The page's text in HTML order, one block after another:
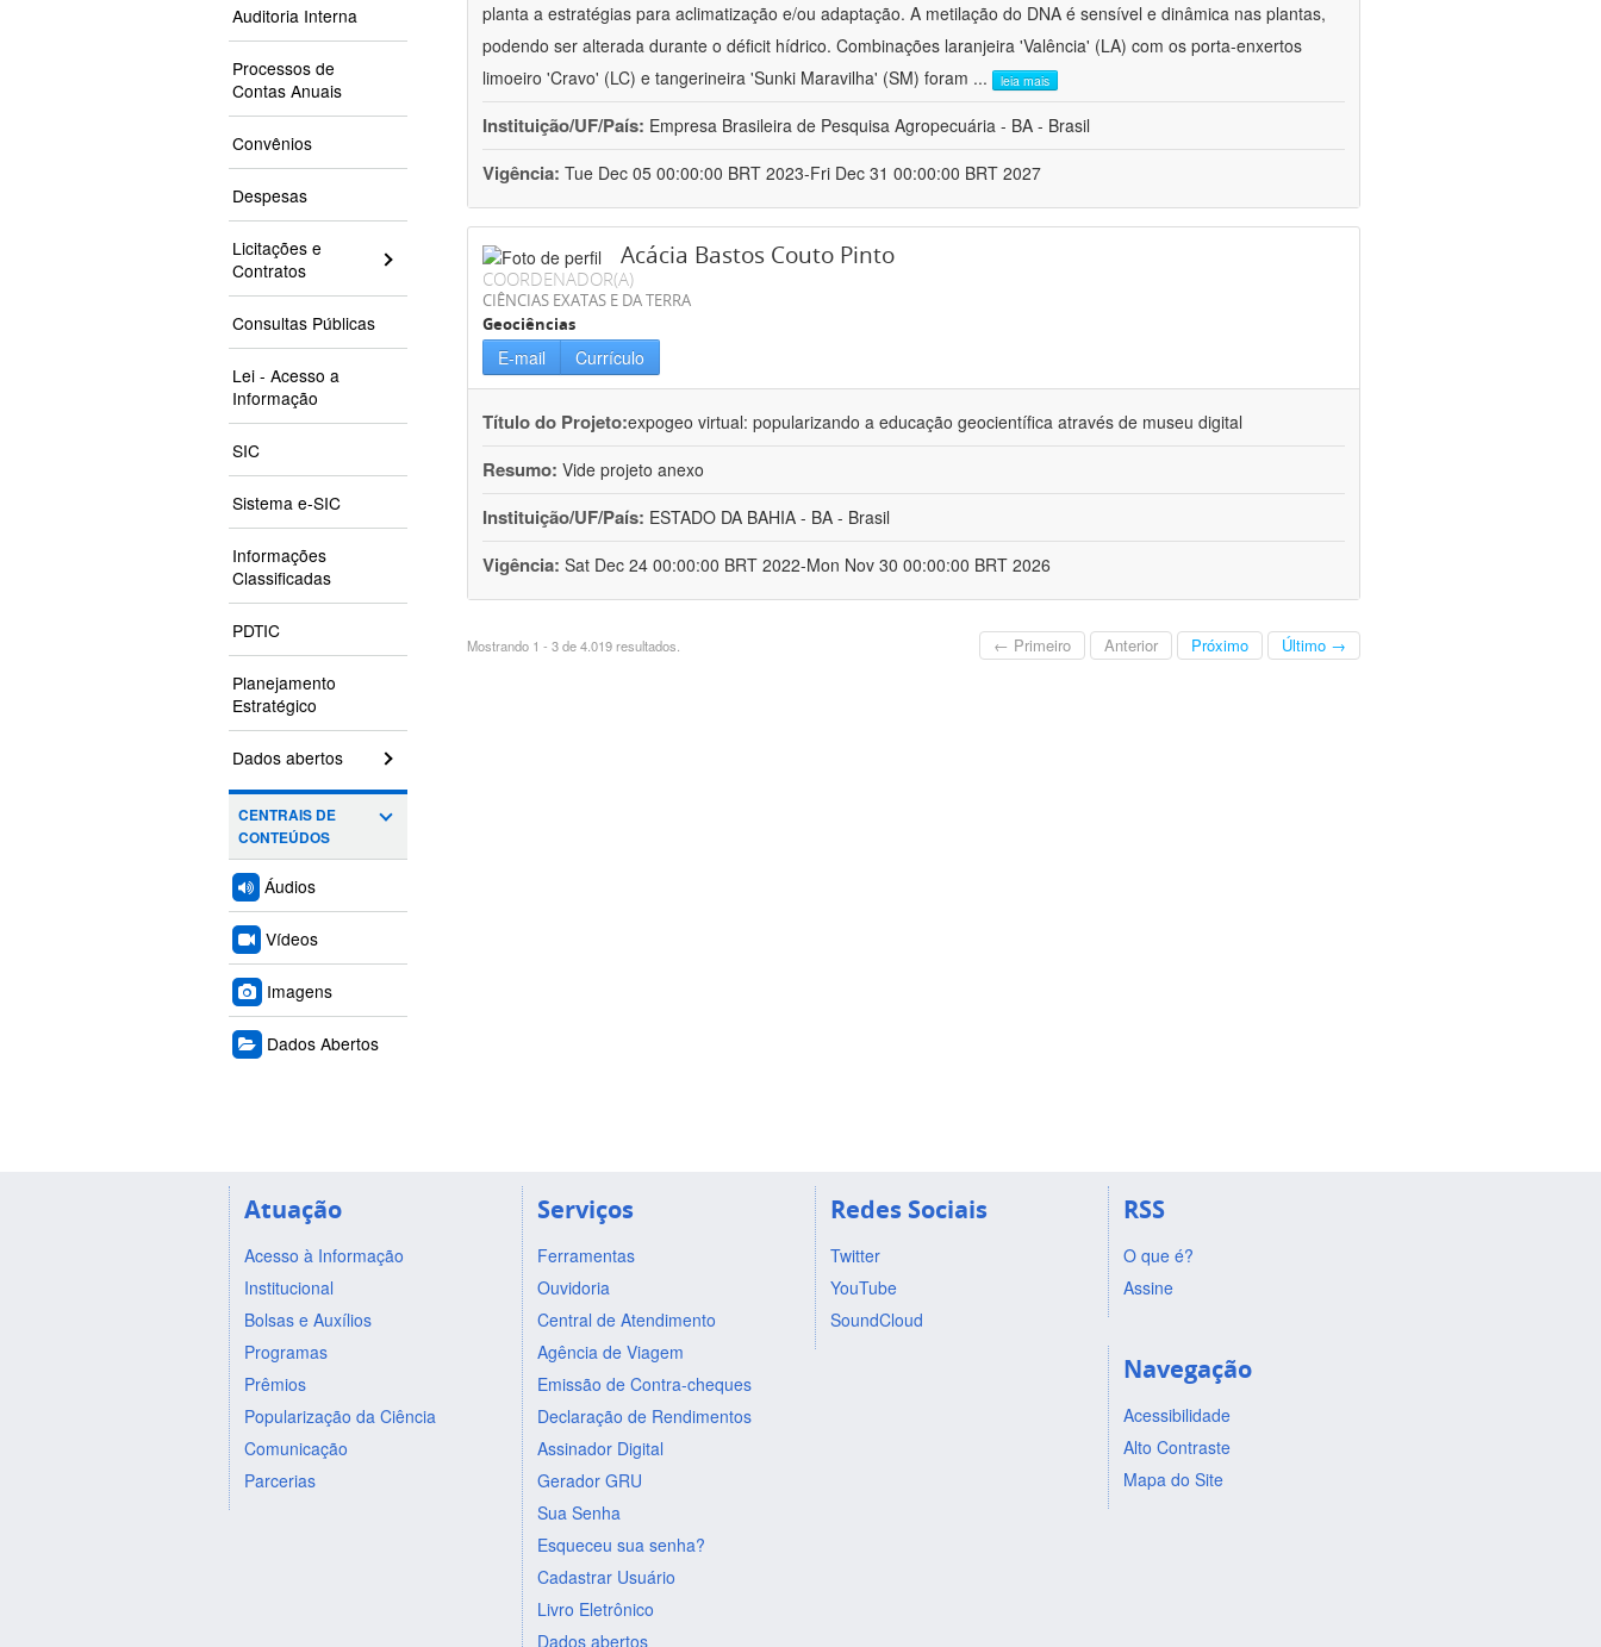
Auditoria Interna
Processos de
Contas Anuais
Convênios
Despesas
Licitações e
Contratos
Consultas Públicas
Lei - Acesso a
Informação
SIC
Sistema e-SIC
Informações
Classificadas
PDTIC
Planejamento
Estratégico
Dados abertos
CENTRAIS DE
CONTEÚDOS
Áudios
Vídeos
Imagens
Dados Abertos
planta a estratégias para aclimatização e/ou adaptação. A metilação do DNA é sensível e dinâmica nas plantas,
podendo ser alterada durante o déficit hídrico. Combinações laranjeira 'Valência' (LA) com os porta-enxertos
limoeiro 'Cravo' (LC) e tangerineira 'Sunki Maravilha' (SM) foram ... leia mais
Instituição/UF/País: Empresa Brasileira de Pesquisa Agropecuária - BA - Brasil
Vigência: Tue Dec 05 00:00:00 BRT 2023-Fri Dec 31 00:00:00 BRT 2027
Acácia Bastos Couto Pinto
COORDENADOR(A)
CIÊNCIAS EXATAS E DA TERRA
Geociências
E-mail Currículo
Título do Projeto:expogeo virtual: popularizando a educação geocientífica através de museu digital
Resumo: Vide projeto anexo
Instituição/UF/País: ESTADO DA BAHIA - BA - Brasil
Vigência: Sat Dec 24 00:00:00 BRT 2022-Mon Nov 30 00:00:00 BRT 2026
Mostrando 1 - 3 de 4.019 resultados. ← Primeiro Anterior Próximo Último →
Atuação
Acesso à Informação
Institucional
Bolsas e Auxílios
Programas
Prêmios
Popularização da Ciência
Comunicação
Parcerias
Serviços
Ferramentas
Ouvidoria
Central de Atendimento
Agência de Viagem
Emissão de Contra-cheques
Declaração de Rendimentos
Assinador Digital
Gerador GRU
Sua Senha
Esqueceu sua senha?
Cadastrar Usuário
Livro Eletrônico
Dados abertos
Redes Sociais
Twitter
YouTube
SoundCloud
RSS
O que é?
Assine
Navegação
Acessibilidade
Alto Contraste
Mapa do Site